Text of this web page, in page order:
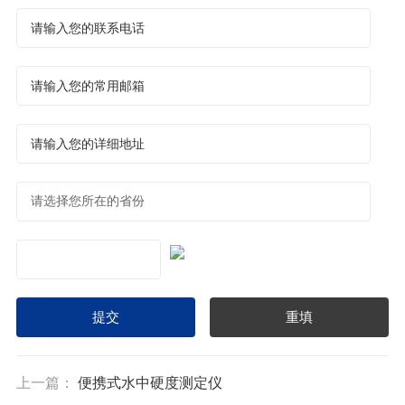
上一篇： 便携式水中硬度测定仪